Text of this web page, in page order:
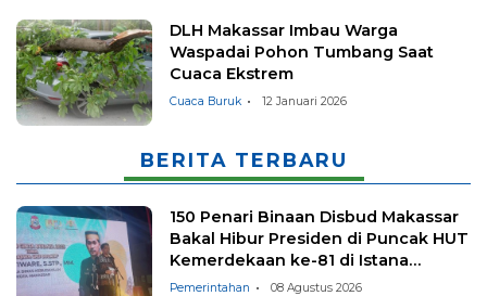
DLH Makassar Imbau Warga
Waspadai Pohon Tumbang Saat
Cuaca Ekstrem
Cuaca Buruk 12 Januari 2026
BERITA TERBARU
150 Penari Binaan Disbud Makassar
Bakal Hibur Presiden di Puncak HUT
Kemerdekaan ke-81 di Istana
Negara
Pemerintahan 08 Agustus 2026